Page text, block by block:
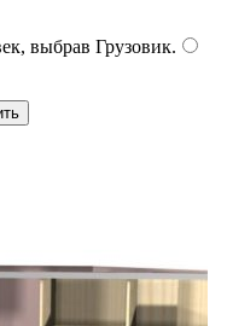
выбрав Грузовик.